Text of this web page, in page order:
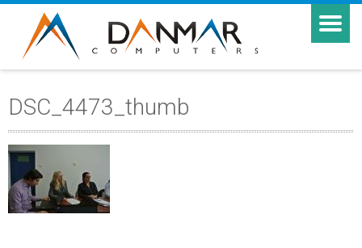
DSC_4473_thumb